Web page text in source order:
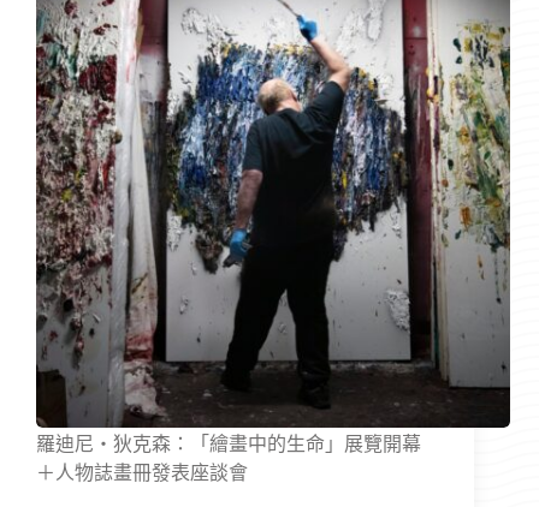
羅迪尼・狄克森：「繪畫中的生命」展覽開幕
＋人物誌畫冊發表座談會